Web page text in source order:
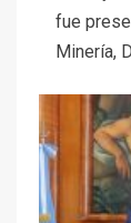
fue
Minería,